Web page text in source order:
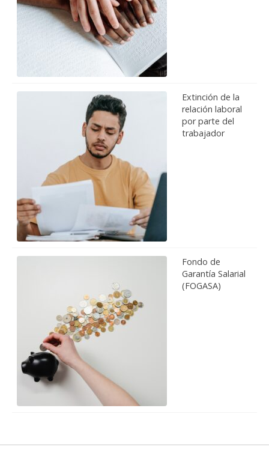
Extinción de la
relación laboral
por parte del
trabajador
Fondo de
Garantía Salarial
(FOGASA)